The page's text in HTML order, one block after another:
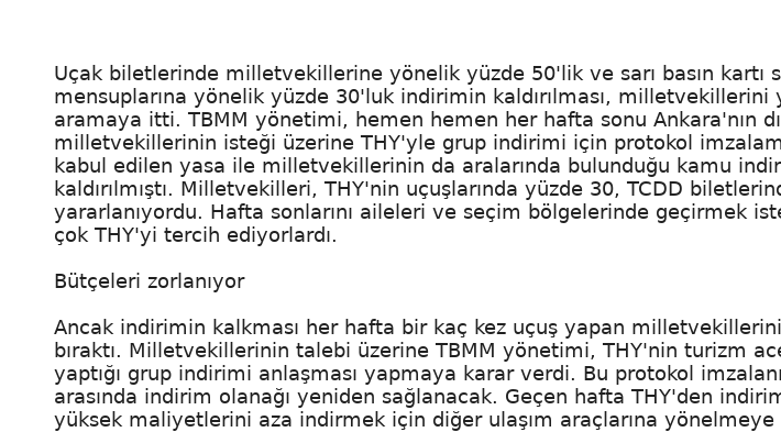
Uçak biletlerinde milletvekillerine yönelik yüzde 50'lik ve sarı basın kartı
mensuplarına yönelik yüzde 30'luk indirimin kaldırılması,
aramaya itti. TBMM yönetimi, hemen hemen her hafta sonu Ankara'nın
milletvekillerinin isteği üzerine THY'yle grup indirimi için protokol
kabul edilen yasa ile milletvekillerinin da aralarında bulunduğu kamu
kaldırılmıştı. Milletvekilleri, THY'nin uçuşlarında yüzde 30, TCDD
yararlanıyordu. Hafta sonlarını aileleri ve seçim bölgelerinde geçirmek
çok THY'yi tercih ediyorlardı.
Bütçeleri zorlanıyor
Ancak indirimin kalkması her hafta bir kaç kez uçuş yapan
bıraktı. Milletvekillerinin talebi üzerine TBMM yönetimi, THY'nin turizm
yaptığı grup indirimi anlaşması yapmaya karar verdi. Bu protokol
arasında indirim olanağı yeniden sağlanacak. Geçen hafta THY'den
yüksek maliyetlerini aza indirmek için diğer ulaşım araçlarına yönelmeye